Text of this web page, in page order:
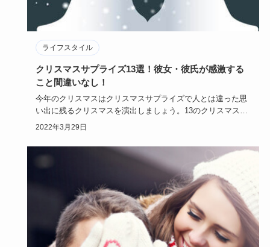
ライフスタイル
クリスマスサプライズ13選！彼女・彼氏が感激する
こと間違いなし！
今年のクリスマスはクリスマスサプライズで人とは違った思
い出に残るクリスマスを演出しましょう。13のクリスマスサ
プライズ計画…
2022年3月29日